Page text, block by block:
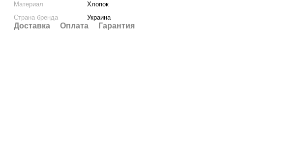
Материал
Хлопок
Страна бренда
Украина
Доставка Оплата Гарантия